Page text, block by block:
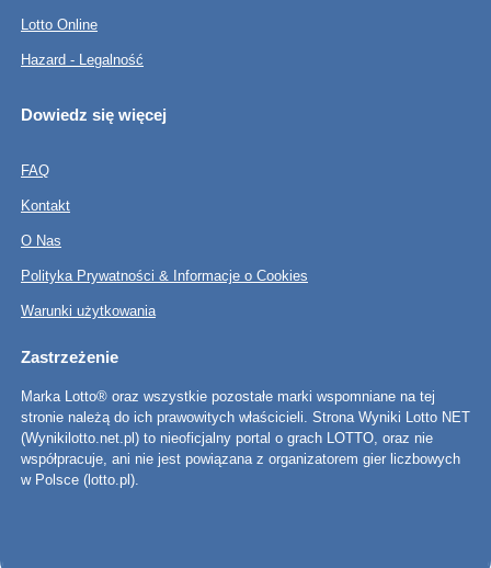
Lotto Online
Hazard - Legalność
Dowiedz się więcej
FAQ
Kontakt
O Nas
Polityka Prywatności & Informacje o Cookies
Warunki użytkowania
Zastrzeżenie
Marka Lotto® oraz wszystkie pozostałe marki wspomniane na tej
stronie należą do ich prawowitych właścicieli. Strona Wyniki Lotto NET
(Wynikilotto.net.pl) to nieoficjalny portal o grach LOTTO, oraz nie
współpracuje, ani nie jest powiązana z organizatorem gier liczbowych
w Polsce (lotto.pl).